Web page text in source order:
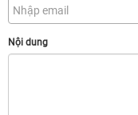
Nội dung